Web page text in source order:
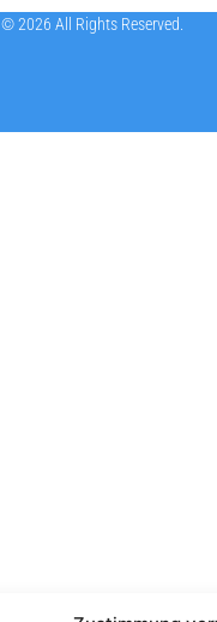
© 2026 All Rights Reserved.